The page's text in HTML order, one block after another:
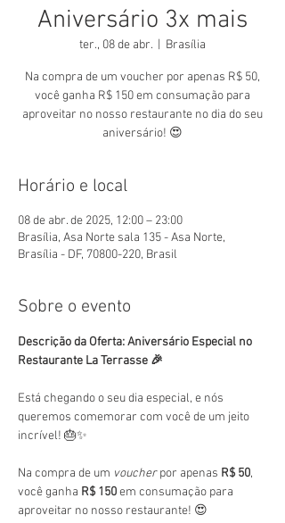
Aniversário 3x mais
ter., 08 de abr. Brasília
Na compra de um voucher por apenas R$ 50,
você ganha R$ 150 em consumação para
aproveitar no nosso restaurante no dia do seu
aniversário! 😍
Horário e local
08 de abr. de 2025, 12:00 – 23:00
Brasília, Asa Norte sala 135 - Asa Norte,
Brasília - DF, 70800-220, Brasil
Sobre o evento
Descrição da Oferta: Aniversário Especial no
Restaurante La Terrasse 🎉
Está chegando o seu dia especial, e nós
queremos comemorar com você de um jeito
incrível! 🎂✨
Na compra de um voucher por apenas R$ 50,
você ganha R$ 150 em consumação para
aproveitar no nosso restaurante! 😍